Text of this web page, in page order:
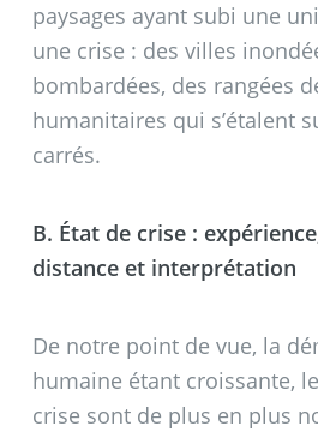
paysages ayant subi une
une crise : des villes
bombardées, des rangées
humanitaires qui s’étalent
carrés.
B. État de crise :
distance et interprétation
De notre point de vue, la
humaine étant croissante,
crise sont de plus en plus